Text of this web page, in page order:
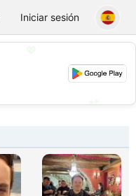
Iniciar sesión